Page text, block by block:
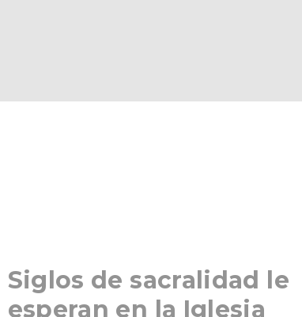
Siglos de sacralidad le
esperan en la Iglesia